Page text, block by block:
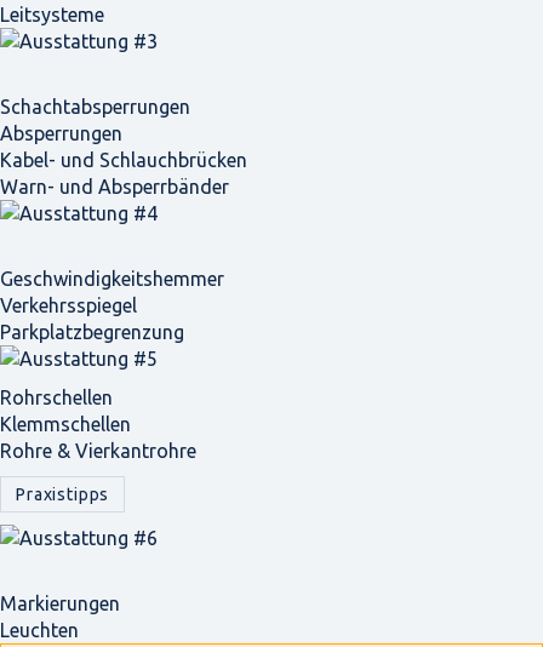
Leitsysteme
Schacht­absperrungen
Absperrungen
Kabel- und Schlauchbrücken
Warn- und Absperrbänder
Geschwindigkeits­hemmer
Verkehrsspiegel
Parkplatz­begrenzung
Rohrschellen
Klemmschellen
Rohre & Vierkantrohre
Praxistipps
Markierungen
Leuchten